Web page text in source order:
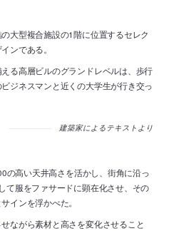
大型複合施設の1階に位置するセレク
ンである。
る高層ビルのグランドレベルは、歩行
ジネスマンと近くの大学生が行き交っ
建築家によるテキストより
の高い天井高さを活かし、街角に沿っ
て服をファサードに顕在化させ、その
インを浮かべた。
ながら素材と高さを変化させること